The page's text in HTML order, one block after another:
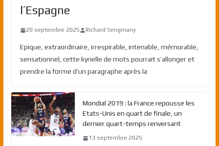
l’Espagne
20 septembre 2025 Richard Sengmany
Epique, extraordinaire, irrespirable, intenable, mémorable,
sensationnel, cette kyrielle de mots pourrait s’allonger et
prendre la forme d’un paragraphe après la
Mondial 2019 : la France repousse les
Etats-Unis en quart de finale, un
dernier quart-temps renversant
13 septembre 2025